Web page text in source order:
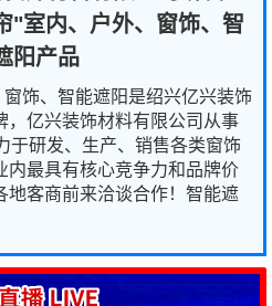
"室内、户外、窗饰、智
阳产品
饰、智能遮阳是绍兴亿兴装饰
，亿兴装饰材料有限公司从事
于研发、生产、销售各类窗饰
内最具有核心竞争力和品牌价
地客商前来洽谈合作！智能遮